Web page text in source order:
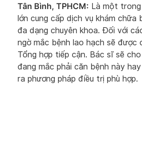
Tân Bình, TPHCM: Là một trong
lớn cung cấp dịch vụ khám chữa
đa dạng chuyên khoa. Đối với
ngờ mắc bệnh lao hạch sẽ được
Tổng hợp tiếp cận. Bác sĩ sẽ
đang mắc phải căn bệnh này
ra phương pháp điều trị phù hợp.